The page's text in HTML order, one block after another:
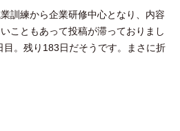
訓練から企業研修中心となり、内容
こともあって投稿が滞っておりまし
目。残り183日だそうです。まさに折